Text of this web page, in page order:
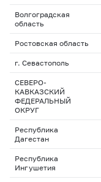
Волгоградская
область
Ростовская область
г. Севастополь
СЕВЕРО-
КАВКАЗСКИЙ
ФЕДЕРАЛЬНЫЙ
ОКРУГ
Республика
Дагестан
Республика
Ингушетия